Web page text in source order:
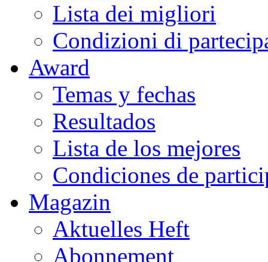
Lista dei migliori
Condizioni di
Award
Temas y fechas
Resultados
Lista de los mejores
Condiciones de
Magazin
Aktuelles Heft
Abonnement